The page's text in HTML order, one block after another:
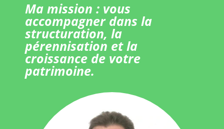
Ma mission : vous
accompagner dans la
structuration, la
pérennisation et la
croissance de votre
patrimoine.